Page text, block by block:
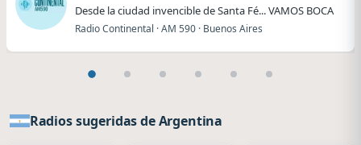
Desde la ciudad invencible de Santa Fé... VAMOS BOCA
Radio Continental · AM 590 · Buenos Aires
Radios sugeridas de Argentina